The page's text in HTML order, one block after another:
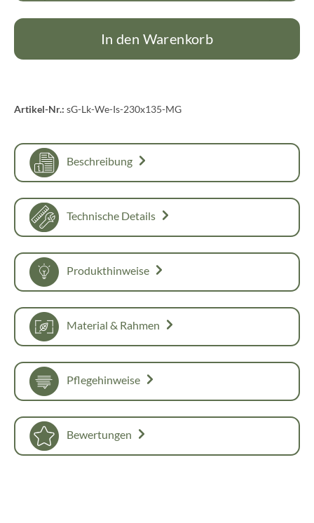
In den Warenkorb
Artikel-Nr.: sG-Lk-We-Is-230x135-MG
Beschreibung
Technische Details
Produkthinweise
Material & Rahmen
Pflegehinweise
Bewertungen